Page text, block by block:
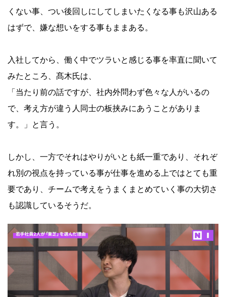
くない事、つい後回しにしてしまいたくなる事も沢山ある
はずで、嫌な想いをする事もままある。
入社してから、働く中でツラいと感じる事を率直に聞いて
みたところ、髙木氏は、
「当たり前の話ですが、社内外問わず色々な人がいるの
で、考え方が違う人同士の板挟みにあうことがありま
す。」と言う。
しかし、一方でそれはやりがいとも紙一重であり、それぞ
れ別の視点を持っている事が仕事を進める上ではとても重
要であり、チームで考えをうまくまとめていく事の大切さ
も認識しているそうだ。